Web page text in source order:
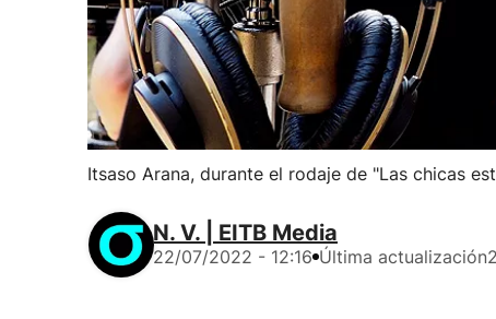
Itsaso Arana, durante el rodaje de "Las chicas
N. V. | EITB Media
22/07/2022 - 12:16 Última actualización